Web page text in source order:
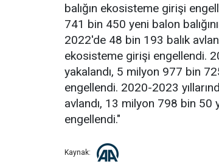
balığın ekosisteme girişi
741 bin 450 yeni balon
2022'de 48 bin 193 balık
ekosisteme girişi engellendi.
yakalandı, 5 milyon 977 bin
engellendi. 2020-2023
avlandı, 13 milyon 798 bin 50
engellendi."
Kaynak: